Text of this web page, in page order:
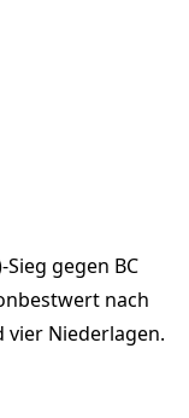
gegen BC
nach
vier Niederlagen.